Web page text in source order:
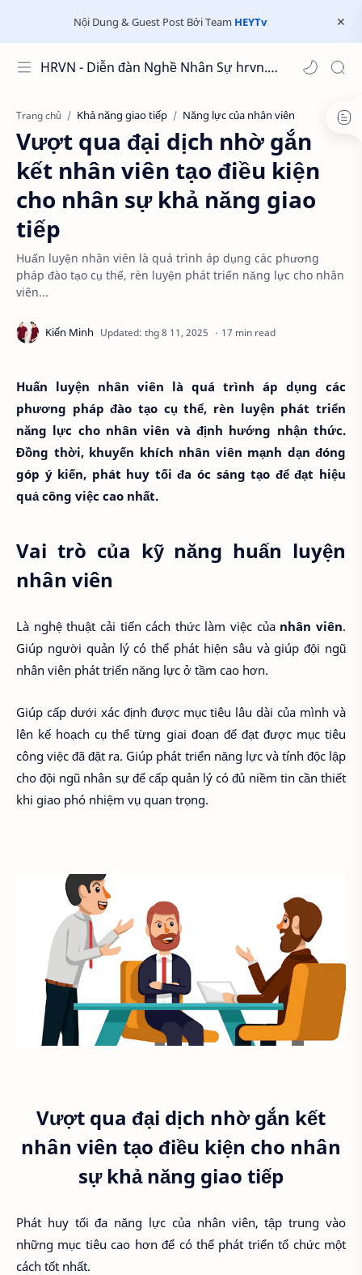
Nội Dung & Guest Post Bởi Team HEYTv
HRVN - Diễn đàn Nghề Nhân Sự hrvn.com.vn
Trang chủ Khả năng giao tiếp Năng lực của nhân viên
Vượt qua đại dịch nhờ gắn
kết nhân viên tạo điều kiện
cho nhân sự khả năng giao
tiếp
Huấn luyện nhân viên là quá trình áp dụng các phương
pháp đào tạo cụ thể, rèn luyện phát triển năng lực cho nhân
viên...
17 min read
Huấn luyện nhân viên là quá trình áp dụng các
phương pháp đào tạo cụ thể, rèn luyện phát triển
năng lực cho nhân viên và định hướng nhận thức.
Đồng thời, khuyến khích nhân viên mạnh dạn đóng
góp ý kiến, phát huy tối đa óc sáng tạo để đạt hiệu
quả công việc cao nhất.
Vai trò của kỹ năng huấn luyện
nhân viên
Là nghệ thuật cải tiến cách thức làm việc của nhân viên.
Giúp người quản lý có thể phát hiện sâu và giúp đội ngũ
nhân viên phát triển năng lực ở tầm cao hơn.
Giúp cấp dưới xác định được mục tiêu lâu dài của mình và
lên kế hoạch cụ thể từng giai đoạn để đạt được mục tiêu
công việc đã đặt ra. Giúp phát triển năng lực và tính độc lập
cho đội ngũ nhân sự để cấp quản lý có đủ niềm tin cần thiết
khi giao phó nhiệm vụ quan trọng.
Vượt qua đại dịch nhờ gắn kết
nhân viên tạo điều kiện cho nhân
sự khả năng giao tiếp
Phát huy tối đa năng lực của nhân viên, tập trung vào
những mục tiêu cao hơn để có thể phát triển tổ chức một
cách tốt nhất.